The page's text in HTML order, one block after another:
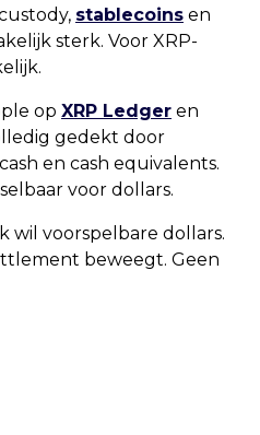
stablecoins en
sterk. Voor XRP-
op XRP Ledger en
gedekt door
en cash equivalents.
voor dollars.
wil voorspelbare dollars.
beweegt. Geen